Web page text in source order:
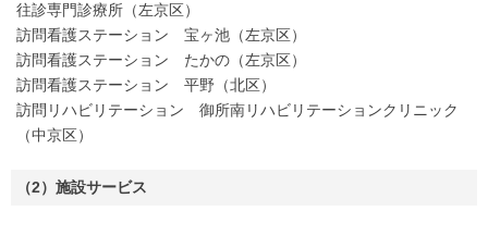
往診専門診療所（左京区）
訪問看護ステーション 宝ヶ池（左京区）
訪問看護ステーション たかの（左京区）
訪問看護ステーション 平野（北区）
訪問リハビリテーション 御所南リハビリテーションクリニック
（中京区）
（2）施設サービス